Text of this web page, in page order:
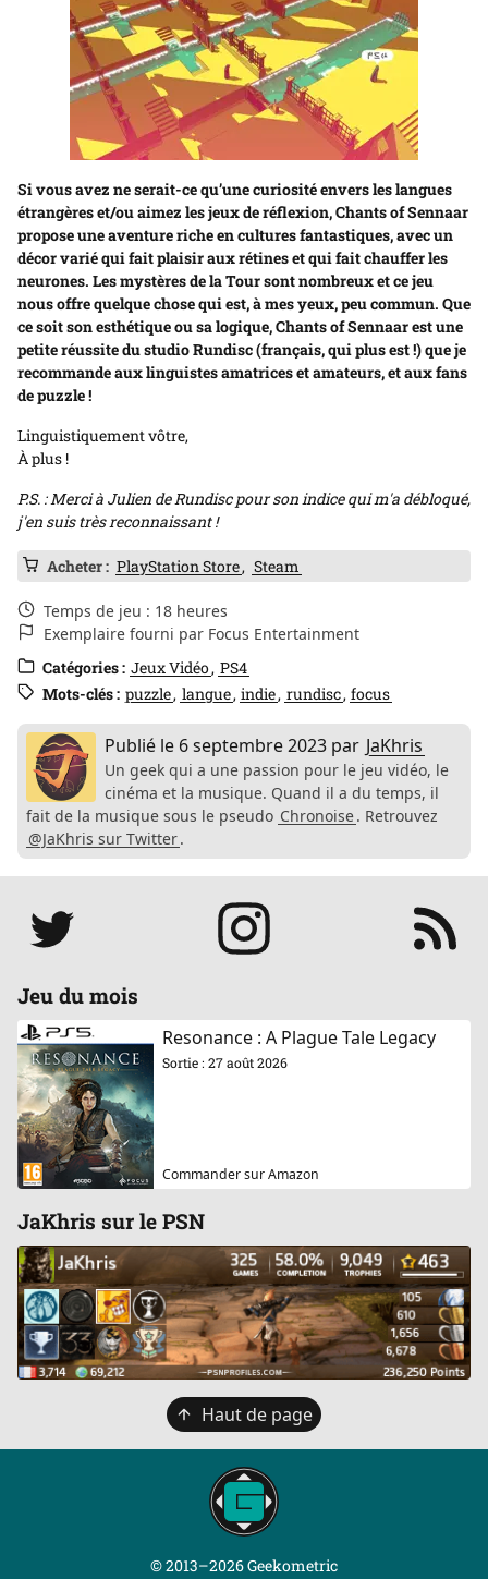
Si vous avez ne serait-ce qu’une curiosité envers les langues
étrangères et/ou aimez les jeux de réflexion, Chants of Sennaar
propose une aventure riche en cultures fantastiques, avec un
décor varié qui fait plaisir aux rétines et qui fait chauffer les
neurones. Les mystères de la Tour sont nombreux et ce jeu
nous offre quelque chose qui est, à mes yeux, peu commun. Que
ce soit son esthétique ou sa logique, Chants of Sennaar est une
petite réussite du studio Rundisc (français, qui plus est !) que je
recommande aux linguistes amatrices et amateurs, et aux fans
de puzzle !
Linguistiquement vôtre,
À plus !
P.S. : Merci à Julien de Rundisc pour son indice qui m'a débloqué,
j'en suis très reconnaissant !
Acheter : PlayStation Store Steam
Temps de jeu : 18 heures
Exemplaire fourni par Focus Entertainment
Catégories : Jeux Vidéo PS4
Mots-clés : puzzle langue indie rundisc focus
Publié le 6 septembre 2023 par JaKhris
Un geek qui a une passion pour le jeu vidéo, le
cinéma et la musique. Quand il a du temps, il
fait de la musique sous le pseudo Chronoise. Retrouvez
@JaKhris sur Twitter.
Réseaux
Jeu du mois
Resonance : A Plague Tale Legacy
Sortie : 27 août 2026
Commander sur Amazon
JaKhris sur le PSN
Haut de page
© 2013–2026 Geekometric